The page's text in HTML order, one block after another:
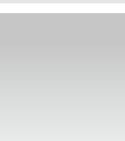
Facebook
bei Twitter